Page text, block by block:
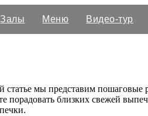
Залы Меню Видео-тур
мы представим
порадовать близких свежей